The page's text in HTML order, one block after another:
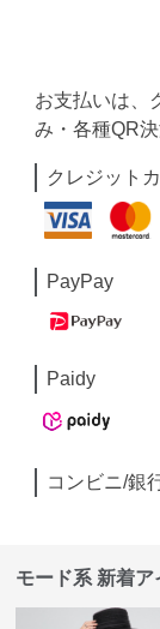
お支払いは、
み・各種QR
クレジット
PayPay
Paidy
コンビニ/銀
モード系 新着ア